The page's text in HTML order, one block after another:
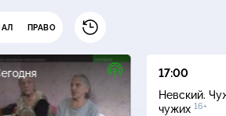
ПРАВО
17:00
Невский.
чужих 16+